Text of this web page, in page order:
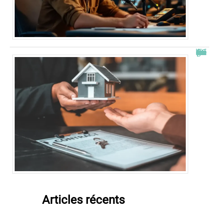
Combien de fois peut-on passer en commission logement ?
Articles récents